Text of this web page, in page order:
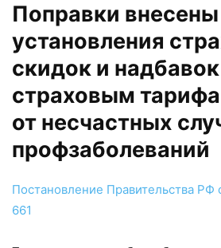
Поправки
установления
скидок и
страховым
от несчастных
профзаболеваний
Постановление Правительства РФ
661